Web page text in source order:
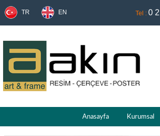
TR EN Tel : 0
Anasayfa Kurumsal